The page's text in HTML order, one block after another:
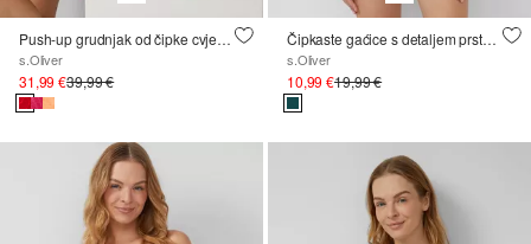
Push-up grudnjak od čipke cvjetnog uzorka
s.Oliver
31,99 €39,99 €
Čipkaste gaćice s detaljem prstena
s.Oliver
10,99 €19,99 €